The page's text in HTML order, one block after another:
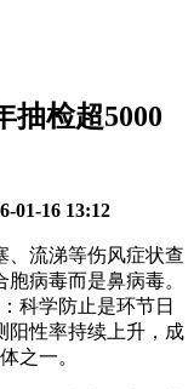
抽检超5000
01-16 13:12
流涕等伤风症状查
病毒而是鼻病毒。
科学防止是环节日
阳性率持续上升，成
之一。